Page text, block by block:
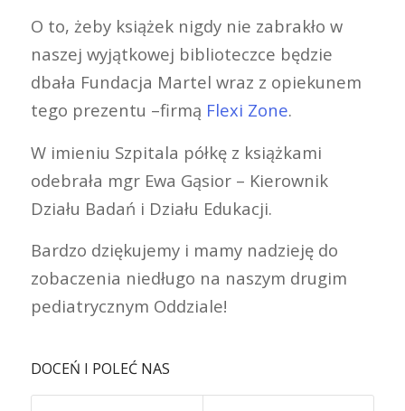
O to, żeby książek nigdy nie zabrakło w
naszej wyjątkowej biblioteczce będzie
dbała Fundacja Martel wraz z opiekunem
tego prezentu –firmą Flexi Zone.
W imieniu Szpitala półkę z książkami
odebrała mgr Ewa Gąsior – Kierownik
Działu Badań i Działu Edukacji.
Bardzo dziękujemy i mamy nadzieję do
zobaczenia niedługo na naszym drugim
pediatrycznym Oddziale!
DOCEŃ I POLEĆ NAS